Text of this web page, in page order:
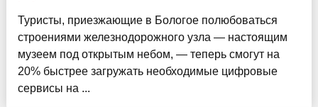
Туристы, приезжающие в Бологое полюбоваться
строениями железнодорожного узла — настоящим
музеем под открытым небом, — теперь смогут на
20% быстрее загружать необходимые цифровые
сервисы на ...